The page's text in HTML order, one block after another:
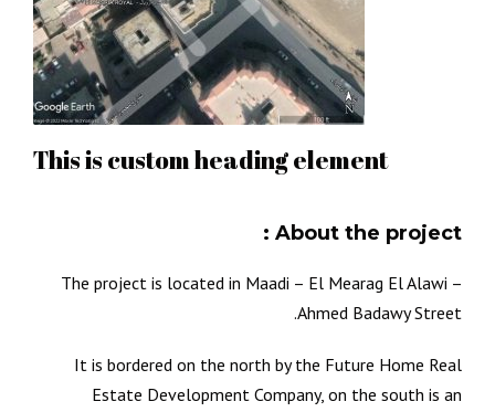
This is custom heading element
About the project :
The project is located in Maadi – El Mearag El Alawi –
Ahmed Badawy Street.
It is bordered on the north by the Future Home Real
Estate Development Company, on the south is an